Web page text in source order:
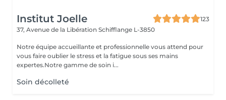
Institut Joelle
123
37, Avenue de la Libération Schifflange L-3850
Notre équipe accueillante et professionnelle vous attend pour
vous faire oublier le stress et la fatigue sous ses mains
expertes.Notre gamme de soin i...
Soin décolleté